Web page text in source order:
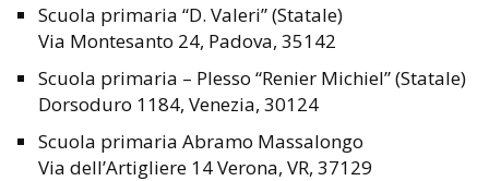
Scuola primaria “D. Valeri” (Statale)
Via Montesanto 24, Padova, 35142
Scuola primaria – Plesso “Renier Michiel” (Statale)
Dorsoduro 1184, Venezia, 30124
Scuola primaria Abramo Massalongo
Via dell’Artigliere 14 Verona, VR, 37129